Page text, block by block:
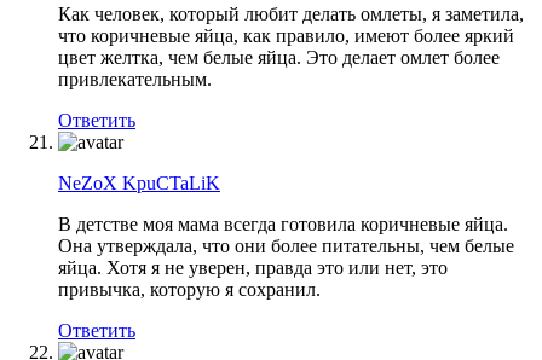
Как человек, который любит делать омлеты, я заметила,
что коричневые яйца, как правило, имеют более яркий
цвет желтка, чем белые яйца. Это делает омлет более
привлекательным.
Ответить
NeZoX KpuCTaLiK
В детстве моя мама всегда готовила коричневые яйца.
Она утверждала, что они более питательны, чем белые
яйца. Хотя я не уверен, правда это или нет, это
привычка, которую я сохранил.
Ответить